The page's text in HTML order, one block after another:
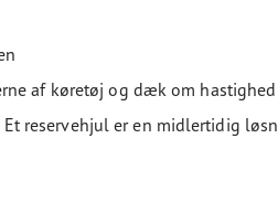
af køretøj og dæk om
reservehjul er en midlertidig